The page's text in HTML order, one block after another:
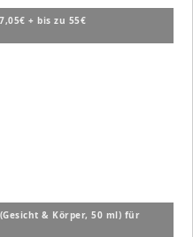
+ bis zu 55€
& Körper, 50 ml) für